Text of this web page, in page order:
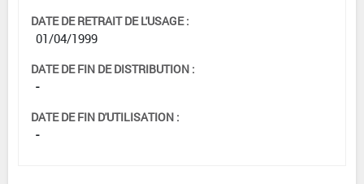
DATE DE RETRAIT DE L'USAGE :
01/04/1999
DATE DE FIN DE DISTRIBUTION :
-
DATE DE FIN D'UTILISATION :
-